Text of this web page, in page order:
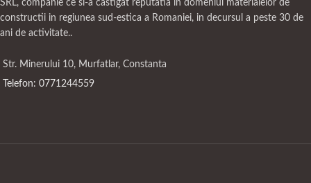
SRL, companie ce si-a castigat reputatia in domeniul materialelor de
constructii in regiunea sud-estica a Romaniei, in decursul a peste 30 de
ani de activitate..
Str. Minerului 10, Murfatlar, Constanta
Telefon: 0771244559